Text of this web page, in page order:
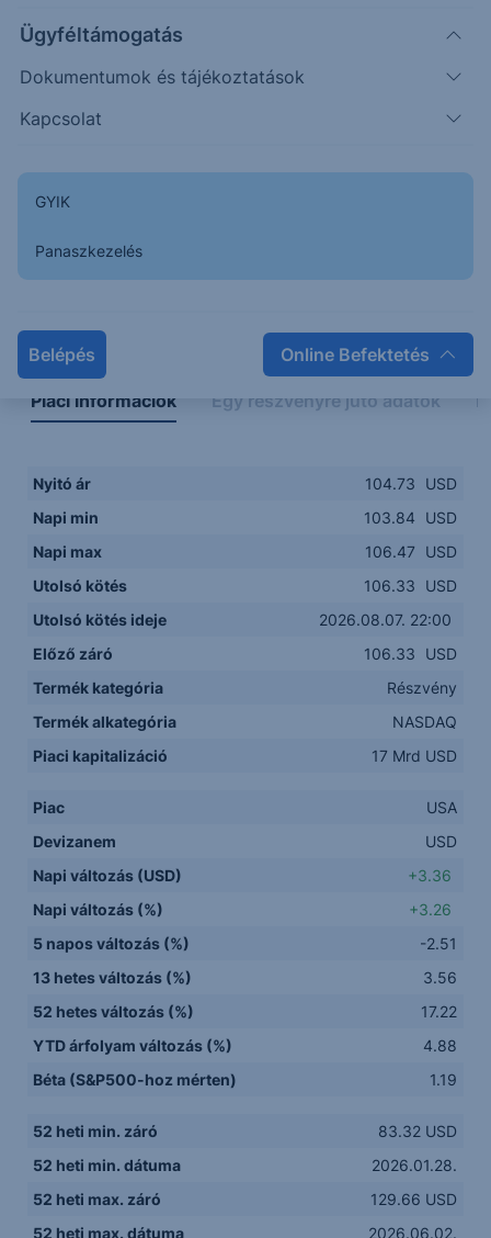
Ügyféltámogatás
Dokumentumok és tájékoztatások
Kapcsolat
GYIK
Panaszkezelés
Belépés Online Befektetés
103.50
104.00
Napon belüli Historikus
Piaci információk Egy részvényre jutó adatok
Nyitó ár 104.73
USD
Napi min
103.84
USD
Napi max
106.47
USD
Utolsó kötés
106.33
USD
Utolsó kötés ideje
2026.08.07. 22:00
Előző záró
106.33
USD
Termék kategória
Részvény
Termék alkategória
NASDAQ
Piaci kapitalizáció
17 Mrd USD
Piac
USA
Devizanem
USD
Napi változás (USD)
+3.36
Napi változás (%)
+3.26
5 napos változás (%)
-2.51
13 hetes változás (%)
3.56
52 hetes változás (%)
17.22
YTD árfolyam változás (%)
4.88
Béta (S&P500-hoz mérten)
1.19
52 heti min. záró
83.32 USD
52 heti min. dátuma
2026.01.28.
52 heti max. záró
129.66 USD
52 heti max. dátuma
2026.06.02.